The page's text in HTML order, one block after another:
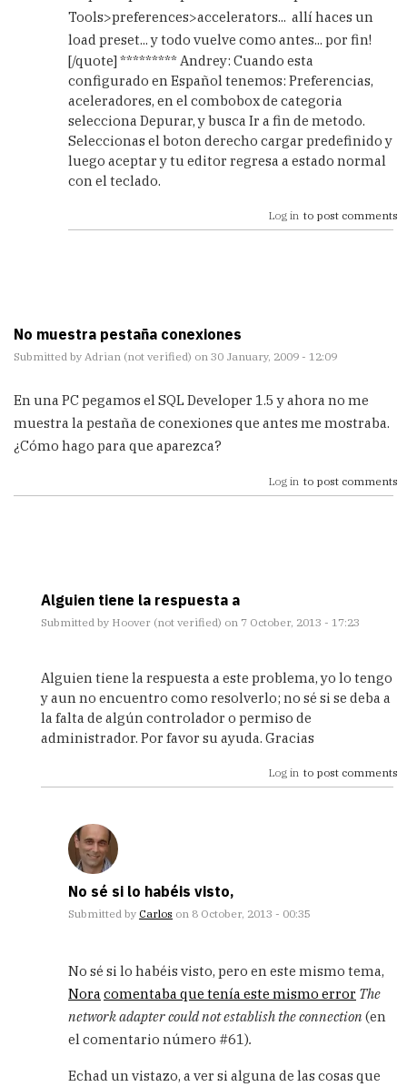
Tools>preferences>accelerators... allí haces un
load preset... y todo vuelve como antes... por fin!
[/quote] ********* Andrey: Cuando esta
configurado en Español tenemos: Preferencias,
aceleradores, en el combobox de categoria
selecciona Depurar, y busca Ir a fin de metodo.
Seleccionas el boton derecho cargar predefinido y
luego aceptar y tu editor regresa a estado normal
con el teclado.
Log in to post comments
No muestra pestaña conexiones
Submitted by Adrian (not verified) on 30 January, 2009 - 12:09
En una PC pegamos el SQL Developer 1.5 y ahora no me
muestra la pestaña de conexiones que antes me mostraba.
¿Cómo hago para que aparezca?
Log in to post comments
Alguien tiene la respuesta a
Submitted by Hoover (not verified) on 7 October, 2013 - 17:23
reply
No
muestra
pestaña
verified)
Alguien tiene la respuesta a este problema, yo lo tengo
y aun no encuentro como resolverlo; no sé si se deba a
la falta de algún controlador o permiso de
administrador. Por favor su ayuda. Gracias
Log in to post comments
No sé si lo habéis visto,
Submitted by Carlos on 8 October, 2013 - 00:35
reply
Alguien
tiene
la
a
No sé si lo habéis visto, pero en este mismo tema,
Noracomentaba que tenía este mismo error The
network adapter could not establish the connection (en
el comentario número #61).
Echad un vistazo, a ver si alguna de las cosas que